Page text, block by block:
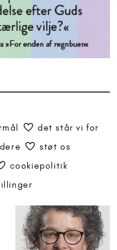
det står vi for
støt os
cookiepolitik